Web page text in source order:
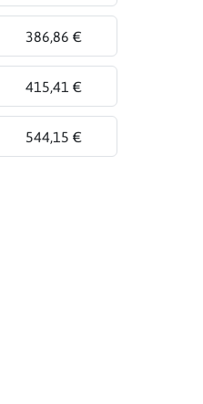
386,86 €
415,41 €
544,15 €